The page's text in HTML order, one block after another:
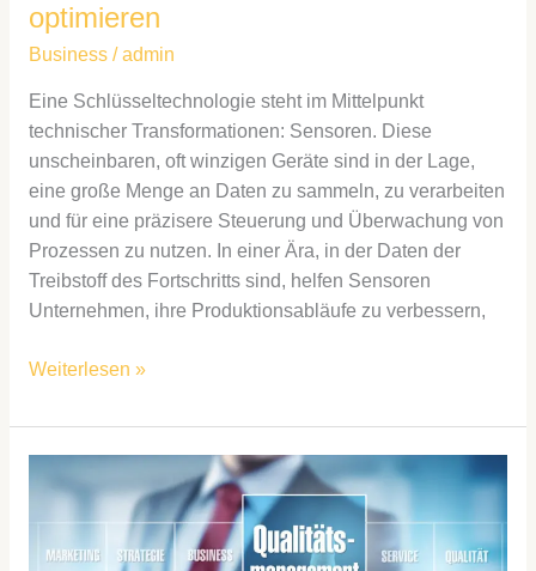
optimieren
Business/admin
Eine Schlüsseltechnologie steht im Mittelpunkt
technischer Transformationen: Sensoren. Diese
unscheinbaren, oft winzigen Geräte sind in der Lage,
eine große Menge an Daten zu sammeln, zu verarbeiten
und für eine präzisere Steuerung und Überwachung von
Prozessen zu nutzen. In einer Ära, in der Daten der
Treibstoff des Fortschritts sind, helfen Sensoren
Unternehmen, ihre Produktionsabläufe zu verbessern,
Weiterlesen »
Bedeutung
Qualitätsmanagement